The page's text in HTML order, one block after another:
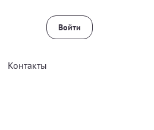
Войти
Контакты